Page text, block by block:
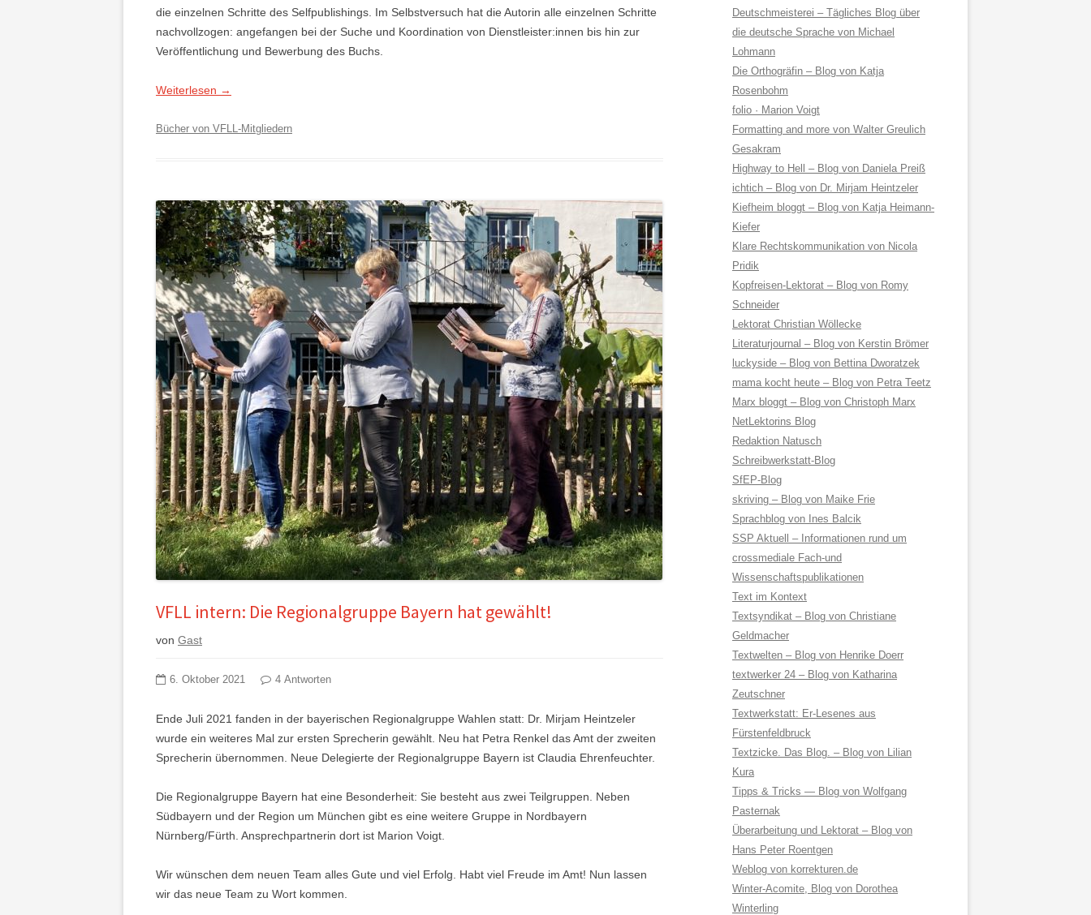
die einzelnen Schritte des Selfpublishings. Im Selbstversuch hat die Autorin alle einzelnen Schritte
nachvollzogen: angefangen bei der Suche und Koordination von Dienstleister:innen bis hin zur
Veröffentlichung und Bewerbung des Buchs.
Weiterlesen →
Bücher von VFLL-Mitgliedern
VFLL intern: Die Regionalgruppe Bayern hat gewählt!
von Gast
6. Oktober 2021 4 Antworten
Ende Juli 2021 fanden in der bayerischen Regionalgruppe Wahlen statt: Dr. Mirjam Heintzeler
wurde ein weiteres Mal zur ersten Sprecherin gewählt. Neu hat Petra Renkel das Amt der zweiten
Sprecherin übernommen. Neue Delegierte der Regionalgruppe Bayern ist Claudia Ehrenfeuchter.
Die Regionalgruppe Bayern hat eine Besonderheit: Sie besteht aus zwei Teilgruppen. Neben
Südbayern und der Region um München gibt es eine weitere Gruppe in Nordbayern
Nürnberg/Fürth. Ansprechpartnerin dort ist Marion Voigt.
Wir wünschen dem neuen Team alles Gute und viel Erfolg. Habt viel Freude im Amt! Nun lassen
wir das neue Team zu Wort kommen.
Deutschmeisterei – Tägliches Blog über
die deutsche Sprache von Michael
Lohmann
Die Orthogräfin – Blog von Katja
Rosenbohm
folio · Marion Voigt
Formatting and more von Walter Greulich
Gesakram
Highway to Hell – Blog von Daniela Preiß
ichtich – Blog von Dr. Mirjam Heintzeler
Kiefheim bloggt – Blog von Katja Heimann-
Kiefer
Klare Rechtskommunikation von Nicola
Pridik
Kopfreisen-Lektorat – Blog von Romy
Schneider
Lektorat Christian Wöllecke
Literaturjournal – Blog von Kerstin Brömer
luckyside – Blog von Bettina Dworatzek
mama kocht heute – Blog von Petra Teetz
Marx bloggt – Blog von Christoph Marx
NetLektorins Blog
Redaktion Natusch
Schreibwerkstatt-Blog
SfEP-Blog
skriving – Blog von Maike Frie
Sprachblog von Ines Balcik
SSP Aktuell – Informationen rund um
crossmediale Fach-und
Wissenschaftspublikationen
Text im Kontext
Textsyndikat – Blog von Christiane
Geldmacher
Textwelten – Blog von Henrike Doerr
textwerker 24 – Blog von Katharina
Zeutschner
Textwerkstatt: Er-Lesenes aus
Fürstenfeldbruck
Textzicke. Das Blog. – Blog von Lilian
Kura
Tipps & Tricks — Blog von Wolfgang
Pasternak
Überarbeitung und Lektorat – Blog von
Hans Peter Roentgen
Weblog von korrekturen.de
Winter-Acomite, Blog von Dorothea
Winterling